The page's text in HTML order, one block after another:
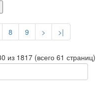
8 9 > >|
из 1817 (всего 61 страниц)